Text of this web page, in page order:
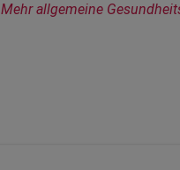
Mehr allgemeine